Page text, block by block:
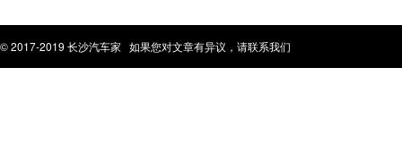
© 2017-2019 长沙汽车家 如果您对文章有异议，请联系我们